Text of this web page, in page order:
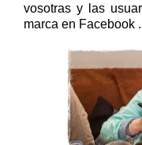
vosotras y las
marca en Facebook